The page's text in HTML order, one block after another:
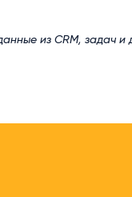
из CRM, задач и